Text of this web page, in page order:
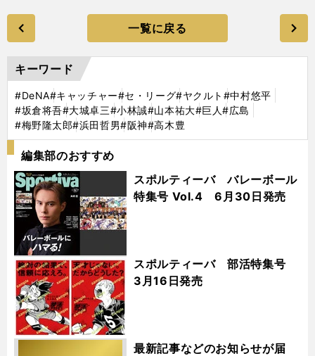
一覧に戻る
キーワード
#DeNA#キャッチャー#セ・リーグ#ヤクルト #中村悠平
#坂倉将吾#大城卓三#小林誠#山本祐大#巨人#広島
#梅野隆太郎#浜田哲男#阪神#高木豊
編集部のおすすめ
スポルティーバ バレーボール
特集号 Vol.4 6月30日発売
スポルティーバ 部活特集号
3月16日発売
最新記事などのお知らせが届